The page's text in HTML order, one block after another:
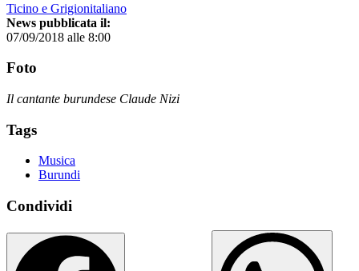
Ticino e Grigionitaliano
News pubblicata il:
07/09/2018 alle 8:00
Foto
Il cantante burundese Claude Nizi
Tags
Musica
Burundi
Condividi